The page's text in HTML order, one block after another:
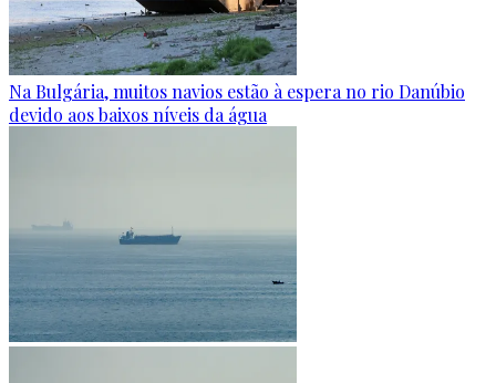
Na Bulgária, muitos navios estão à espera no rio Danúbio
devido aos baixos níveis da água